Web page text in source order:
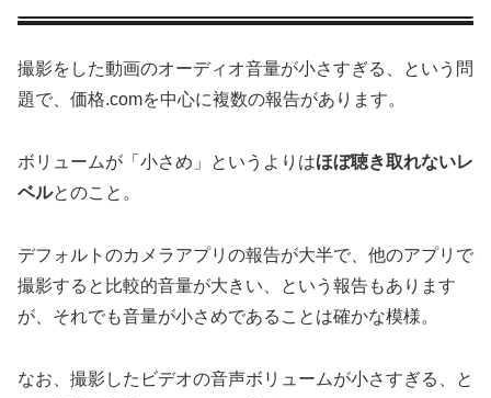
撮影をした動画のオーディオ音量が小さすぎる、という問
題で、価格.comを中心に複数の報告があります。
ボリュームが「小さめ」というよりはほぼ聴き取れないレ
ベルとのこと。
デフォルトのカメラアプリの報告が大半で、他のアプリで
撮影すると比較的音量が大きい、という報告もあります
が、それでも音量が小さめであることは確かな模様。
なお、撮影したビデオの音声ボリュームが小さすぎる、と